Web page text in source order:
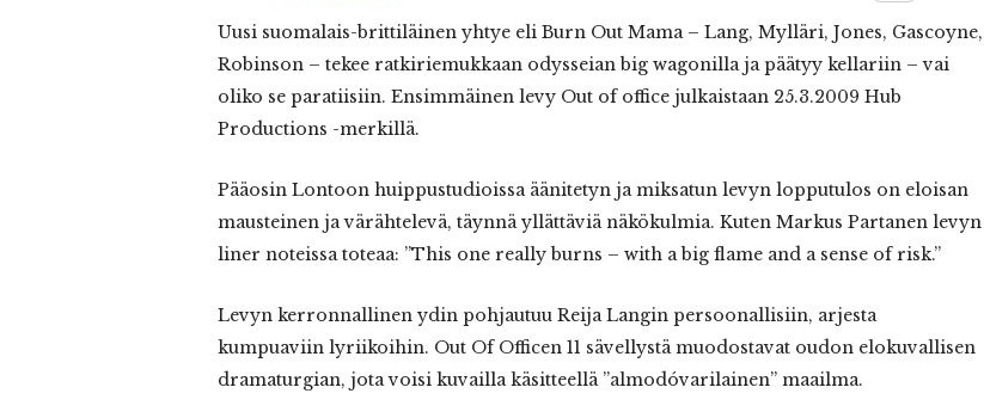
Uusi suomalais-brittiläinen yhtye eli Burn Out Mama – Lang, Mylläri, Jones, Gascoyne,
Robinson – tekee ratkiriemukkaan odysseian big wagonilla ja päätyy kellariin – vai
oliko se paratiisiin. Ensimmäinen levy Out of office julkaistaan 25.3.2009 Hub
Productions -merkillä.
Pääosin Lontoon huippustudioissa äänitetyn ja miksatun levyn lopputulos on eloisan
mausteinen ja värähtelevä, täynnä yllättäviä näkökulmia. Kuten Markus Partanen levyn
liner noteissa toteaa: ”This one really burns – with a big flame and a sense of risk.”
Levyn kerronnallinen ydin pohjautuu Reija Langin persoonallisiin, arjesta
kumpuaviin lyriikoihin. Out Of Officen 11 sävellystä muodostavat oudon elokuvallisen
dramaturgian, jota voisi kuvailla käsitteellä ”almodóvarilainen” maailma.